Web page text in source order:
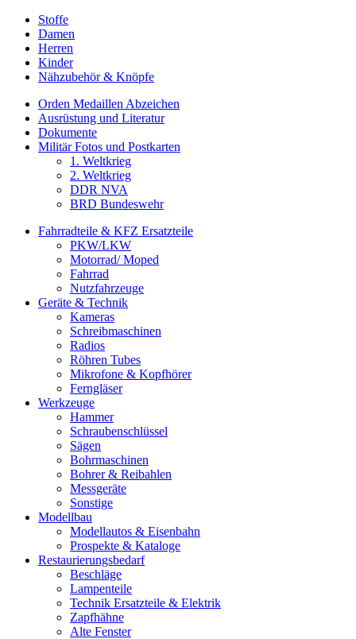
Stoffe
Damen
Herren
Kinder
Nähzubehör & Knöpfe
Orden Medaillen Abzeichen
Ausrüstung und Literatur
Dokumente
Militär Fotos und Postkarten
1. Weltkrieg
2. Weltkrieg
DDR NVA
BRD Bundeswehr
Fahrradteile & KFZ Ersatzteile
PKW/LKW
Motorrad/ Moped
Fahrrad
Nutzfahrzeuge
Geräte & Technik
Kameras
Schreibmaschinen
Radios
Röhren Tubes
Mikrofone & Kopfhörer
Ferngläser
Werkzeuge
Hammer
Schraubenschlüssel
Sägen
Bohrmaschinen
Bohrer & Reibahlen
Messgeräte
Sonstige
Modellbau
Modellautos & Eisenbahn
Prospekte & Kataloge
Restaurierungsbedarf
Beschläge
Lampenteile
Technik Ersatzteile & Elektrik
Zapfhähne
Alte Fenster